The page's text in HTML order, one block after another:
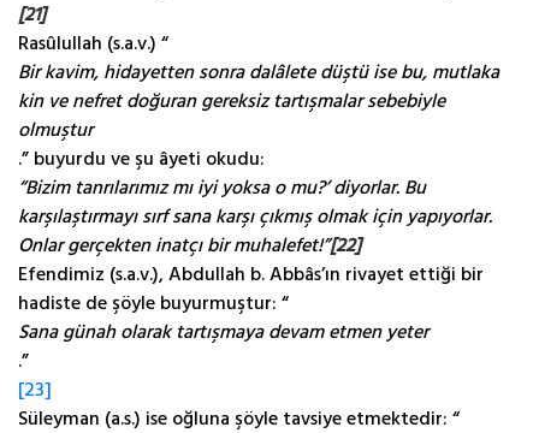
[21]
Rasûlullah (s.a.v.) “
Bir kavim, hidayetten sonra dalâlete düştü ise bu, mutlaka
kin ve nefret doğuran gereksiz tartışmalar sebebiyle
olmuştur
.” buyurdu ve şu âyeti okudu:
“Bizim tanrılarımız mı iyi yoksa o mu?’ diyorlar. Bu
karşılaştırmayı sırf sana karşı çıkmış olmak için yapıyorlar.
Onlar gerçekten inatçı bir muhalefet!”[22]
Efendimiz (s.a.v.), Abdullah b. Abbâs’ın rivayet ettiği bir
hadiste de şöyle buyurmuştur: “
Sana günah olarak tartışmaya devam etmen yeter
.”
[23]
Süleyman (a.s.) ise oğluna şöyle tavsiye etmektedir: “